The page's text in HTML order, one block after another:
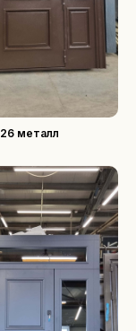
26 металл